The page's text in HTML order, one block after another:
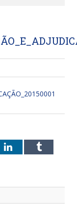
LinkedInTumblr